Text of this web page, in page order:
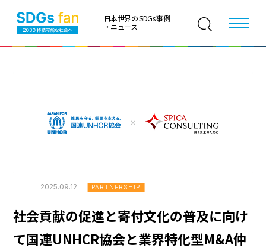
日本世界の SDGs 事例
・ニュース
2025.09.12 PARTNERSHIP
社会貢献の促進と寄付文化の普及に向け
て国連UNHCR協会と業界特化型M&A仲